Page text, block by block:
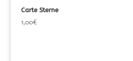
Carte Sterne
1,00€